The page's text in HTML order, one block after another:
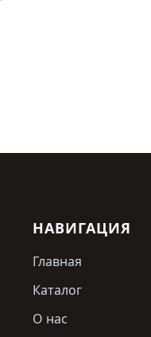
НАВИГАЦИЯ
Главная
Каталог
О нас